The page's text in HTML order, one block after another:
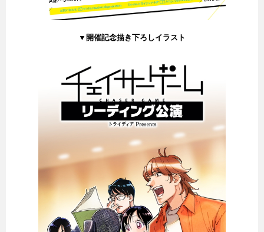
▼開催記念描き下ろしイラスト